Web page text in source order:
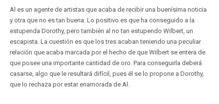
Al es un agente de artistas que acaba de recibir una buenísima noticia
y otra que no es tan buena. Lo positivo es que ha conseguido a la
estupenda Dorothy, pero también al no tan estupendo Wilbert, un
escapista. La cuestión es que los tres acaban teniendo una peculiar
relación que acaba marcada por el hecho de que Wilbert se entera de
que posee una importante cantidad de oro. Para conseguirla deberá
casarse, algo que le resultará difícil, pues él se lo propone a Dorothy,
que lo rechaza por estar enamorada de Al.